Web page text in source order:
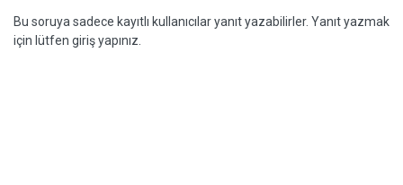
Bu soruya sadece kayıtlı kullanıcılar yanıt yazabilirler. Yanıt yazmak
için lütfen giriş yapınız.